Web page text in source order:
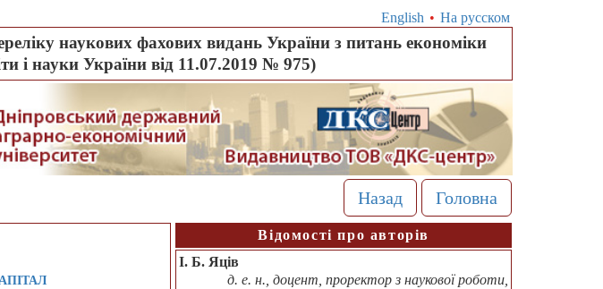
English • На русском
наукових фахових видань України з питань економіки
і науки України від 11.07.2019 № 975)
Назад Головна
Відомості про авторів
І. Б. Яців
д. е. н., доцент, проректор з наукової роботи,